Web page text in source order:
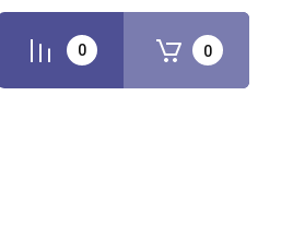
0 0